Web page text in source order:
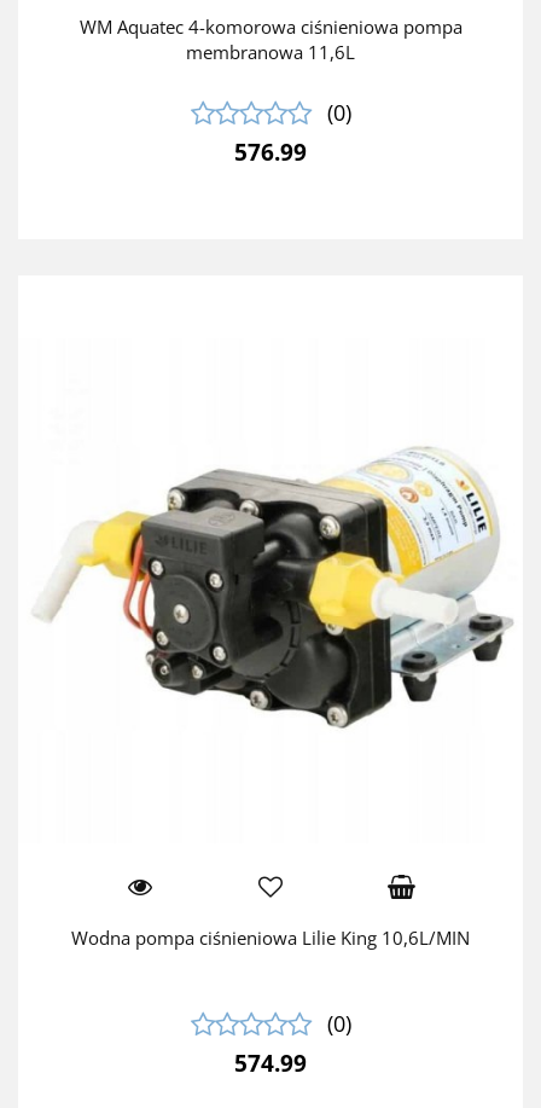
WM Aquatec 4-komorowa ciśnieniowa pompa
membranowa 11,6L
(0)
576.99
Wodna pompa ciśnieniowa Lilie King 10,6L/MIN
(0)
574.99